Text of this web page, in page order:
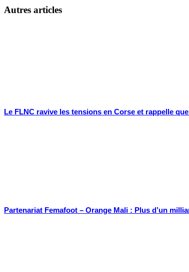
Autres articles
Le FLNC ravive les tensions en Corse et rappelle
Partenariat Femafoot – Orange Mali : Plus d’un